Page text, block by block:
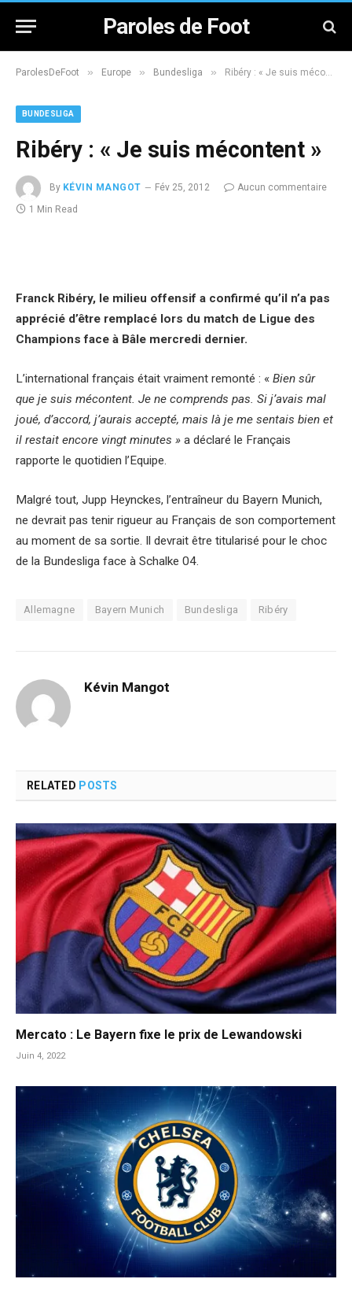
Paroles de Foot
ParolesDeFoot » Europe » Bundesliga » Ribéry : « Je suis mécontent »
BUNDESLIGA
Ribéry : « Je suis mécontent »
By KÉVIN MANGOT Fév 25, 2012
Aucun commentaire
1 Min Read
Franck Ribéry, le milieu offensif a confirmé qu’il n’a pas
apprécié d’être remplacé lors du match de Ligue des
Champions face à Bâle mercredi dernier.
L’international français était vraiment remonté : « Bien sûr
que je suis mécontent. Je ne comprends pas. Si j’avais mal
joué, d’accord, j’aurais accepté, mais là je me sentais bien et
il restait encore vingt minutes » a déclaré le Français
rapporte le quotidien l’Equipe.
Malgré tout, Jupp Heynckes, l’entraîneur du Bayern Munich,
ne devrait pas tenir rigueur au Français de son comportement
au moment de sa sortie. Il devrait être titularisé pour le choc
de la Bundesliga face à Schalke 04.
Allemagne Bayern Munich Bundesliga Ribéry
Kévin Mangot
RELATED POSTS
Mercato : Le Bayern fixe le prix de Lewandowski
Juin 4, 2022